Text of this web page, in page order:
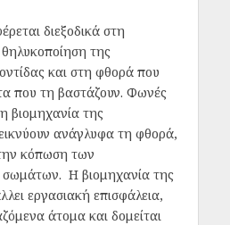
διεξοδικά στη
της
και στη φθορά που
που τη βαστάζουν. Φωνές
βιομηχανία της
ανάγλυφα τη φθορά,
κόπωση των
σωμάτων. Η βιομηχανία της
εργασιακή επισφάλεια,
άτομα και δομείται